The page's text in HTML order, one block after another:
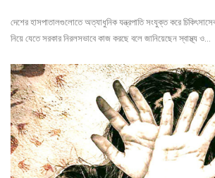
দেশের হাসপাতালগুলোতে অত্যাধুনিক যন্ত্রপাতি সংযুক্ত করে
নিয়ে যেতে সরকার নিরলসভাবে কাজ করছে বলে জানিয়েছেন স্বাস্থ্য ও…